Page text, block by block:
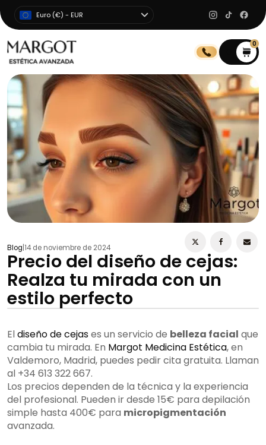
Euro (€) - EUR
0
Blog 14 de noviembre de 2024
Precio del diseño de cejas:
Realza tu mirada con un
estilo perfecto
Eldiseño de cejases un servicio de belleza facial que
cambia tu mirada. En Margot Medicina Estética, en
Valdemoro, Madrid, puedes pedir cita gratuita. Llaman
al +34 613 322 667.
Los precios dependen de la técnica y la experiencia
del profesional. Pueden ir desde 15€ para depilación
simple hasta 400€ para micropigmentación
avanzada.